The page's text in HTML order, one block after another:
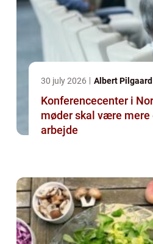
30 july 2026 Albert Pilgaard
Konferencecenter i
møder skal være mere
arbejde